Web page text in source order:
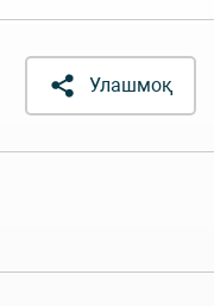
Улашмоқ